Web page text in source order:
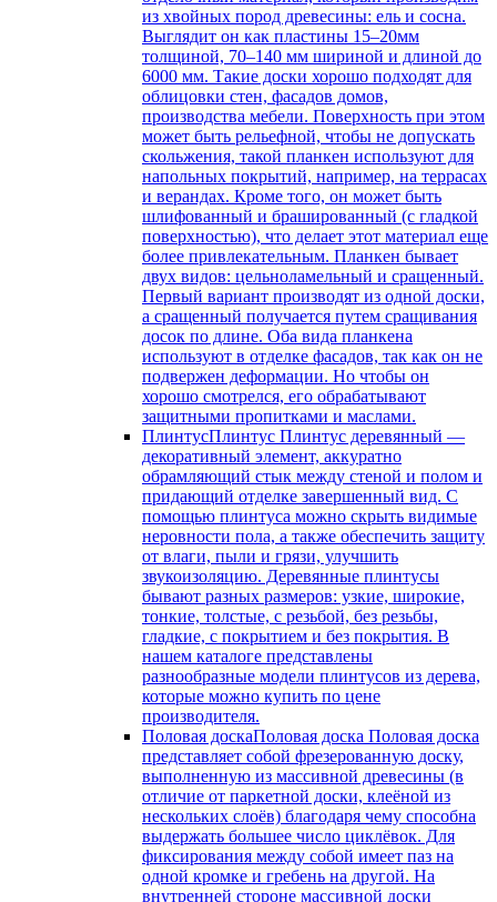
из хвойных пород древесины: ель и сосна.
Выглядит он как пластины 15–20мм
толщиной, 70–140 мм шириной и длиной до
6000 мм. Такие доски хорошо подходят для
облицовки стен, фасадов домов,
производства мебели. Поверхность при этом
может быть рельефной, чтобы не допускать
скольжения, такой планкен используют для
напольных покрытий, например, на террасах
и верандах. Кроме того, он может быть
шлифованный и брашированный (с гладкой
поверхностью), что делает этот материал еще
более привлекательным. Планкен бывает
двух видов: цельноламельный и сращенный.
Первый вариант производят из одной доски,
а сращенный получается путем сращивания
досок по длине. Оба вида планкена
используют в отделке фасадов, так как он не
подвержен деформации. Но чтобы он
хорошо смотрелся, его обрабатывают
защитными пропитками и маслами.
ПлинтусПлинтус Плинтус деревянный —
декоративный элемент, аккуратно
обрамляющий стык между стеной и полом и
придающий отделке завершенный вид. С
помощью плинтуса можно скрыть видимые
неровности пола, а также обеспечить защиту
от влаги, пыли и грязи, улучшить
звукоизоляцию. Деревянные плинтусы
бывают разных размеров: узкие, широкие,
тонкие, толстые, с резьбой, без резьбы,
гладкие, с покрытием и без покрытия. В
нашем каталоге представлены
разнообразные модели плинтусов из дерева,
которые можно купить по цене
производителя.
Половая доскаПоловая доска Половая доска
представляет собой фрезерованную доску,
выполненную из массивной древесины (в
отличие от паркетной доски, клеёной из
нескольких слоёв) благодаря чему способна
выдержать большее число циклёвок. Для
фиксирования между собой имеет паз на
одной кромке и гребень на другой. На
внутренней стороне массивной доски